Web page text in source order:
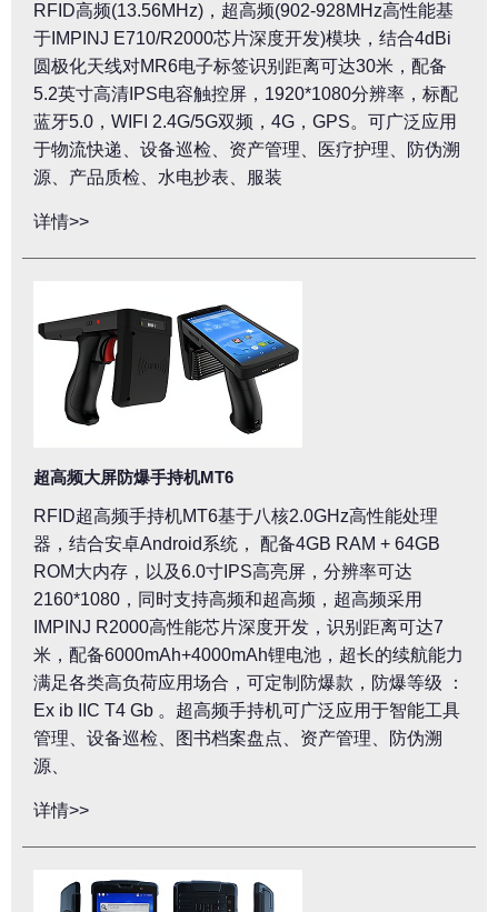
RFID高频(13.56MHz)，超高频(902-928MHz高性能基
于IMPINJ E710/R2000芯片深度开发)模块，结合4dBi
圆极化天线对MR6电子标签识别距离可达30米，配备
5.2英寸高清IPS电容触控屏，1920*1080分辨率，标配
蓝牙5.0，WIFI 2.4G/5G双频，4G，GPS。可广泛应用
于物流快递、设备巡检、资产管理、医疗护理、防伪溯
源、产品质检、水电抄表、服装
详情>>
超高频大屏防爆手持机MT6
RFID超高频手持机MT6基于八核2.0GHz高性能处理
器，结合安卓Android系统， 配备4GB RAM + 64GB
ROM大内存，以及6.0寸IPS高亮屏，分辨率可达
2160*1080，同时支持高频和超高频，超高频采用
IMPINJ R2000高性能芯片深度开发，识别距离可达7
米，配备6000mAh+4000mAh锂电池，超长的续航能力
满足各类高负荷应用场合，可定制防爆款，防爆等级 ：
Ex ib IIC T4 Gb 。超高频手持机可广泛应用于智能工具
管理、设备巡检、图书档案盘点、资产管理、防伪溯
源、
详情>>